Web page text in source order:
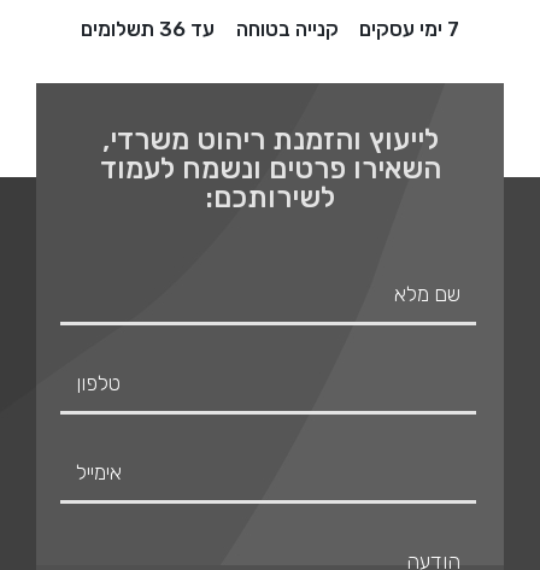
7 ימי עסקים קנייה בטוחה עד 36 תשלומים
לייעוץ והזמנת ריהוט משרדי,
השאירו פרטים ונשמח לעמוד
לשירותכם: